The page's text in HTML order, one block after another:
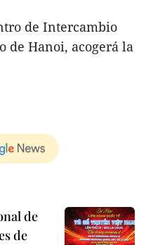
de Intercambio
de Hanoi, acogerá la
de
de